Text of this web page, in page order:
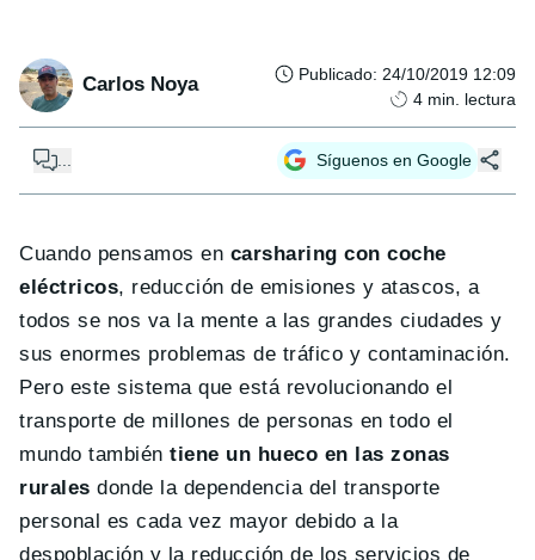
Carlos Noya Publicado: 24/10/2019 12:09
4 min. lectura
Síguenos en Google
Cuando pensamos en carsharing con coche
eléctricos, reducción de emisiones y atascos, a
todos se nos va la mente a las grandes ciudades y
sus enormes problemas de tráfico y contaminación.
Pero este sistema que está revolucionando el
transporte de millones de personas en todo el
mundo también tiene un hueco en las zonas
rurales donde la dependencia del transporte
personal es cada vez mayor debido a la
despoblación y la reducción de los servicios de